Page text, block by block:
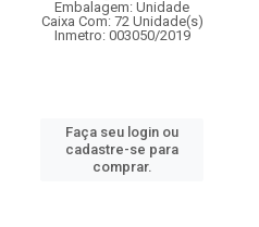
Embalagem: Unidade
Caixa Com: 72 Unidade(s)
Inmetro: 003050/2019
Faça seu login ou
cadastre-se para
comprar.